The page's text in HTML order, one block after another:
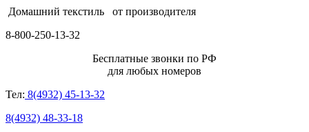
Домашний текстиль от производителя
8-800-250-13-32
Бесплатные звонки по РФ
для любых номеров
Тел: 8(4932) 45-13-32
8(4932) 48-33-18